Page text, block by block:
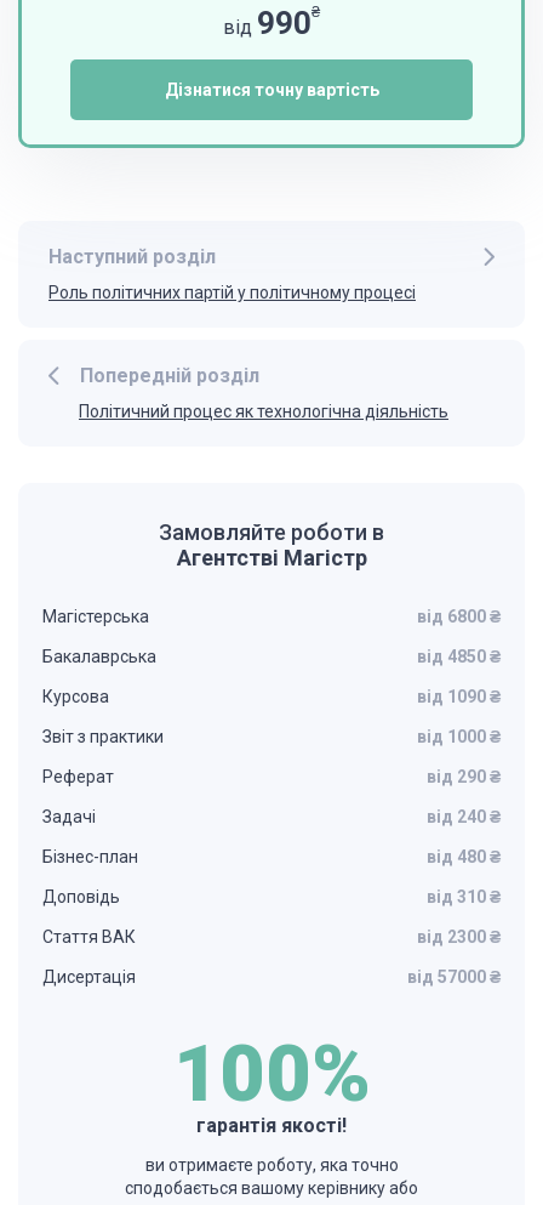
від 990₴
Дізнатися точну вартість
Попередній розділ
Політичний процес як технологічна діяльність
Наступний розділ
Роль політичних партій у політичному процесі
Замовляйте роботи в
Агентстві Магістр
Магістерська від 6800 ₴
Бакалаврська від 4850 ₴
Курсова від 1090 ₴
Звіт з практики від 1000 ₴
Реферат від 290 ₴
Задачі від 240 ₴
Бізнес-план від 480 ₴
Доповідь від 310 ₴
Стаття ВАК від 2300 ₴
Дисертація від 57000 ₴
100%
гарантія якості!
ви отримаєте роботу, яка точно
сподобається вашому керівнику або